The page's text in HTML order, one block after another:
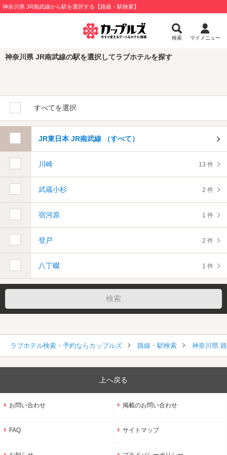
神奈川県 JR南武線から駅を選択する【路線・駅検索】
検索 マイメニュー
神奈川県 JR南武線の駅を選択してラブホテルを探す
すべてを選択
JR東日本 JR南武線 （すべて）
川崎 13 件
武蔵小杉 2 件
宿河原 1 件
登戸 2 件
八丁畷 1 件
ラブホテル検索・予約ならカップルズ 路線・駅検索 神奈川県
上へ戻る
お問い合わせ 掲載のお問い合わせ
FAQ サイトマップ